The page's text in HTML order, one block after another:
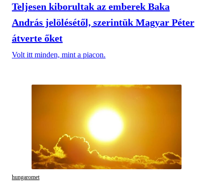
Teljesen kiborultak az emberek Baka
András jelölésétől, szerintük Magyar Péter
átverte őket
Volt itt minden, mint a piacon.
hungaromet